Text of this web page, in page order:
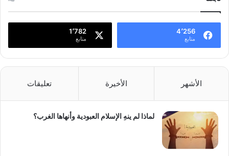
4٬256
متابع
1٬782
متابع
الأشهر الأخيرة تعليقات
لماذا لم ينهِ الإسلام العبودية وأنهاها الغرب؟